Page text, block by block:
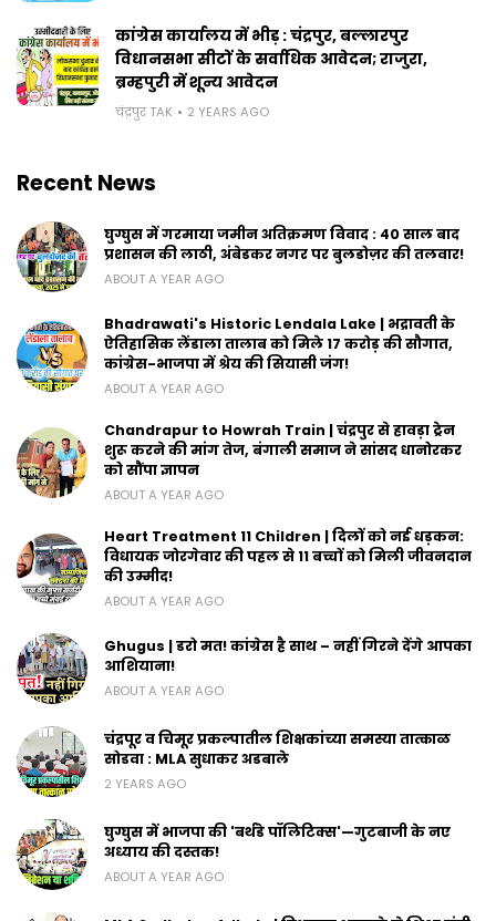
कांग्रेस कार्यालय में भीड़ : चंद्रपुर, बल्लारपुर
विधानसभा सीटों के सर्वाधिक आवेदन; राजुरा,
ब्रम्हपुरी में शून्य आवेदन
चंद्रपुर TAK 2 YEARS AGO
Recent News
घुग्घुस में गरमाया जमीन अतिक्रमण विवाद : 40 साल बाद
प्रशासन की लाठी, अंबेडकर नगर पर बुलडोज़र की तलवार!
ABOUT A YEAR AGO
Bhadrawati's Historic Lendala Lake | भद्रावती के
ऐतिहासिक लेंडाला तालाब को मिले 17 करोड़ की सौगात,
कांग्रेस-भाजपा में श्रेय की सियासी जंग!
ABOUT A YEAR AGO
Chandrapur to Howrah Train | चंद्रपुर से हावड़ा ट्रेन
शुरू करने की मांग तेज, बंगाली समाज ने सांसद धानोरकर
को सौंपा ज्ञापन
ABOUT A YEAR AGO
Heart Treatment 11 Children | दिलों को नई धड़कन:
विधायक जोरगेवार की पहल से 11 बच्चों को मिली जीवनदान
की उम्मीद!
ABOUT A YEAR AGO
Ghugus | डरो मत! कांग्रेस है साथ – नहीं गिरने देंगे आपका
आशियाना!
ABOUT A YEAR AGO
चंद्रपूर व चिमूर प्रकल्पातील शिक्षकांच्या समस्या तात्काळ
सोडवा : MLA सुधाकर अडबाले
2 YEARS AGO
घुग्घुस में भाजपा की 'बर्थडे पॉलिटिक्स'—गुटबाजी के नए
अध्याय की दस्तक!
ABOUT A YEAR AGO